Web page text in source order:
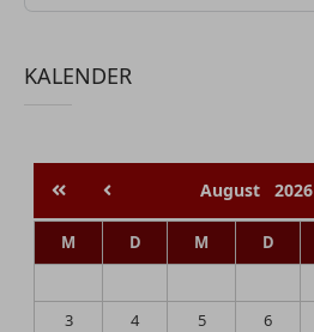
KALENDER
August 2026
M D M D
3
4 5 6